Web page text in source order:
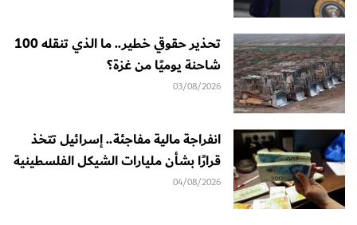
تحذير حقوقي خطير.. ما الذي تنقله 100
شاحنة يوميًا من غزة؟
03/08/2026
انفراجة مالية مفاجئة.. إسرائيل تتخذ
قرارًا بشأن مليارات الشيكل الفلسطينية
04/08/2026